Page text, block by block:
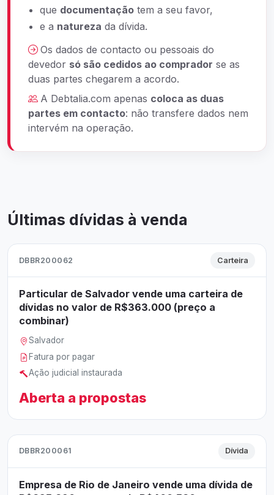
que documentaçãotem a seu favor,
e a natureza da dívida.
Os dados de contacto ou pessoais do
devedor só são cedidos ao comprador se as
duas partes chegarem a acordo.
A Debtalia.com apenas coloca as duas
partes em contacto: não transfere dados nem
intervém na operação.
Últimas dívidas à venda
DBBR200062 Carteira
Particular de Salvador vende uma carteira de
dívidas no valor de R$363.000 (preço a
combinar)
Salvador
Fatura por pagar
Ação judicial instaurada
Aberta a propostas
DBBR200061 Dívida
Empresa de Rio de Janeiro vende uma dívida de